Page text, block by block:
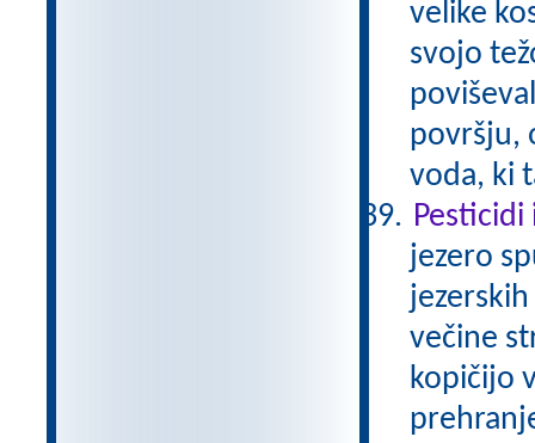
velike
svojo
površju,
voda, ki
Pesticidi
jezero
večine
kopičijo